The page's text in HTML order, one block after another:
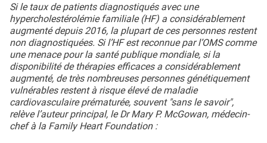
Si le taux de patients diagnostiqués avec une
hypercholestérolémie familiale (HF) a considérablement
augmenté depuis 2016, la plupart de ces personnes restent
non diagnostiquées. Si l’HF est reconnue par l’OMS comme
une menace pour la santé publique mondiale, si la
disponibilité de thérapies efficaces a considérablement
augmenté, de très nombreuses personnes génétiquement
vulnérables restent à risque élevé de maladie
cardiovasculaire prématurée, souvent "sans le savoir",
relève l’auteur principal, le Dr Mary P. McGowan, médecin-
chef à la Family Heart Foundation :